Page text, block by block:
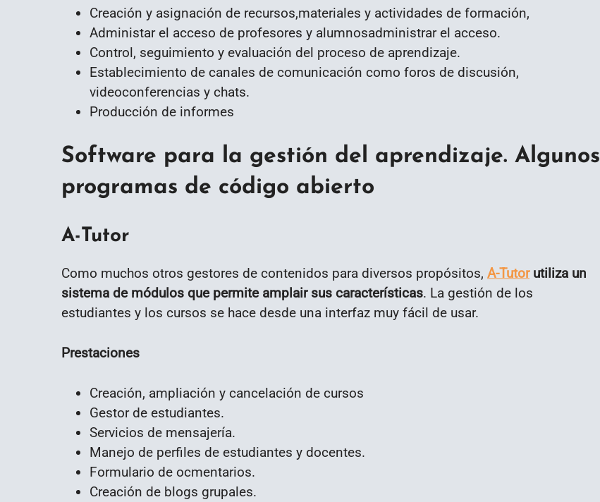
Creación y asignación de recursos,materiales y actividades de formación,
Administar el acceso de profesores y alumnosadministrar el acceso.
Control, seguimiento y evaluación del proceso de aprendizaje.
Establecimiento de canales de comunicación como foros de discusión,
videoconferencias y chats.
Producción de informes
Software para la gestión del aprendizaje. Algunos
programas de código abierto
A-Tutor
Como muchos otros gestores de contenidos para diversos propósitos, A-Tutor utiliza un
sistema de módulos que permite amplair sus características. La gestión de los
estudiantes y los cursos se hace desde una interfaz muy fácil de usar.
Prestaciones
Creación, ampliación y cancelación de cursos
Gestor de estudiantes.
Servicios de mensajería.
Manejo de perfiles de estudiantes y docentes.
Formulario de ocmentarios.
Creación de blogs grupales.